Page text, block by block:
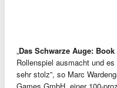
„Das Schwarze Auge:
Rollenspiel ausmacht und
sehr stolz”, so Marc